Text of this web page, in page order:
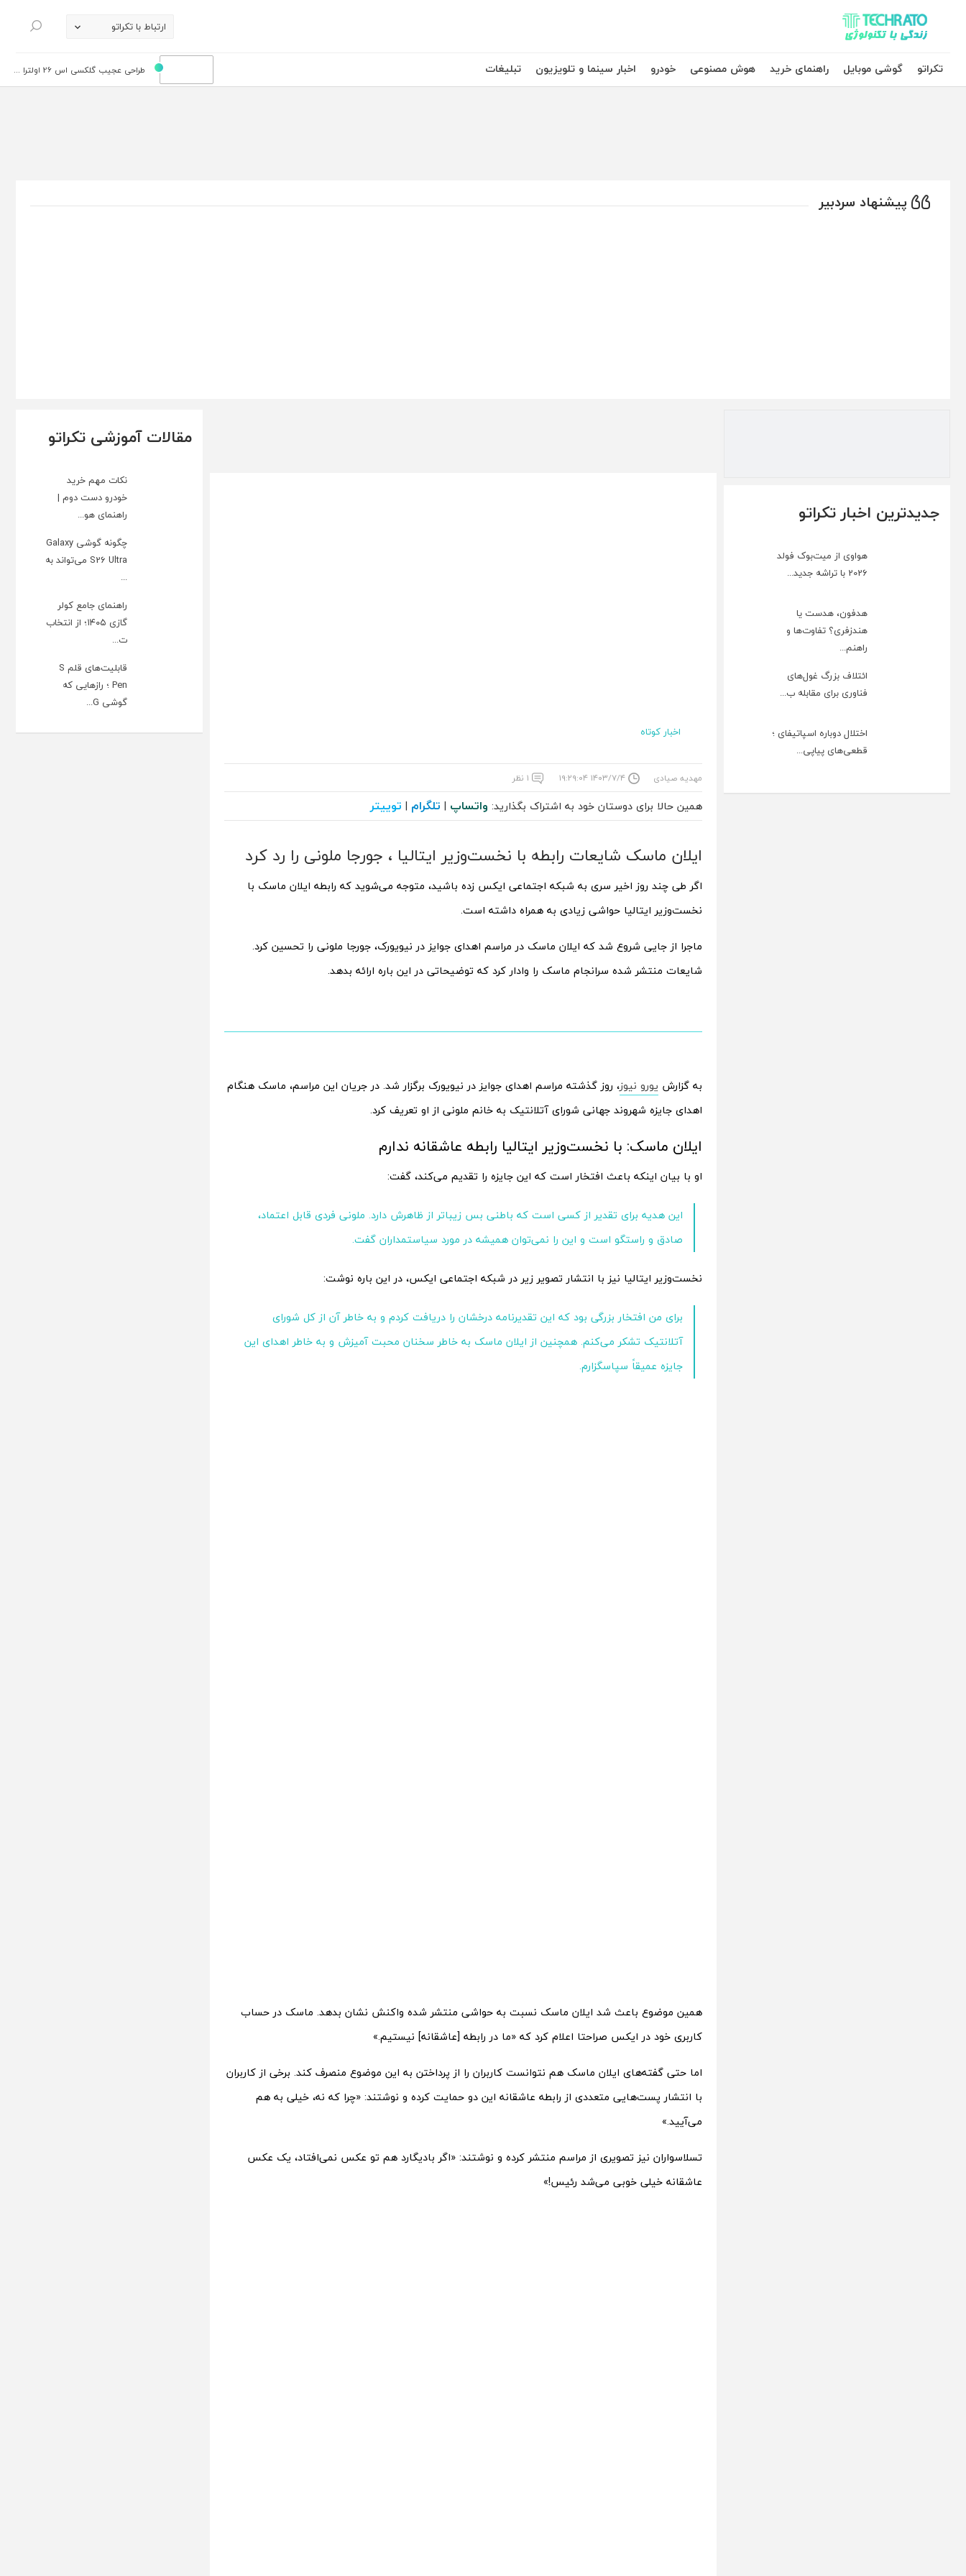
تکراتو – زندگی با تکنولوژی ارتباط با تکراتو
جستجو
تکراتو
گوشی موبایل راهنمای خرید هوش مصنوعی خودرو اخبار سینما و تلویزیون تبلیغات طراحی عجیب گلکسی اس 26 اولترا ...
پیشنهاد سردبیر
جدیدترین اخبار تکراتو
هواوی از میت‌بوک فولد
2026 با تراشه جدید...
هدفون، هدست یا
هندزفری؟ تفاوت‌ها و
راهنم...
ائتلاف بزرگ غول‌های
فناوری برای مقابله ب...
اختلال دوباره اسپاتیفای ؛
قطعی‌های پیاپی...
اخبار کوتاه
مهدیه صیادی ۱۴۰۳/۷/۴ ۱۹:۲۹:۰۴ ۱ نظر
همین حالا برای دوستان خود به اشتراک بگذارید: واتساپ | تلگرام | توییتر
ایلان ماسک شایعات رابطه با نخست‌وزیر ایتالیا ، جورجا ملونی را رد کرد
اگر طی چند روز اخیر سری به شبکه اجتماعی ایکس زده باشید، متوجه می‌شوید که رابطه ایلان ماسک با
نخست‌وزیر ایتالیا حواشی زیادی به همراه داشته است.
ماجرا از جایی شروع شد که ایلان ماسک در مراسم اهدای جوایز در نیویورک، جورجا ملونی را تحسین کرد.
شایعات منتشر شده سرانجام ماسک را وادار کرد که توضیحاتی در این باره ارائه بدهد.
به گزارش یورو نیوز، روز گذشته مراسم اهدای جوایز در نیویورک برگزار شد. در جریان این مراسم، ماسک هنگام
اهدای جایزه شهروند جهانی شورای آتلانتیک به خانم ملونی از او تعریف کرد.
ایلان ماسک: با نخست‌وزیر ایتالیا رابطه عاشقانه ندارم
او با بیان اینکه باعث افتخار است که این جایزه را تقدیم می‌کند، گفت:
این هدیه برای تقدیر از کسی است که باطنی بس زیباتر از ظاهرش دارد. ملونی فردی قابل اعتماد،
صادق و راستگو است و این را نمی‌توان همیشه در مورد سیاستمداران گفت.
نخست‌وزیر ایتالیا نیز با انتشار تصویر زیر در شبکه اجتماعی ایکس، در این باره نوشت:
برای من افتخار بزرگی بود که این تقدیرنامه درخشان را دریافت کردم و به خاطر آن از کل شورای
آتلانتیک تشکر می‌کنم. همچنین از ایلان ماسک به خاطر سخنان محبت آمیزش و به خاطر اهدای این
جایزه عمیقاً سپاسگزارم.
همین موضوع باعث شد ایلان ماسک نسبت به حواشی منتشر شده واکنش نشان بدهد. ماسک در حساب
کاربری خود در ایکس صراحتا اعلام کرد که «ما در رابطه [عاشقانه] نیستیم.»
اما حتی گفته‌های ایلان ماسک هم نتوانست کاربران را از پرداختن به این موضوع منصرف کند. برخی از کاربران
با انتشار پست‌هایی متعددی از رابطه عاشقانه این دو حمایت کرده و نوشتند: «چرا که نه، خیلی به هم
می‌آیید.»
تسلاسواران نیز تصویری از مراسم منتشر کرده و نوشتند: «اگر بادیگارد هم تو عکس نمی‌افتاد، یک عکس
عاشقانه خیلی خوبی می‌شد رئیس!»
مقالات آموزشی تکراتو
نکات مهم خرید
خودرو دست دوم |
راهنمای هو...
چگونه گوشی Galaxy
S26 Ultra می‌تواند به
...
راهنمای جامع کولر
گازی ۱۴۰۵؛ از انتخاب
ت...
قابلیت‌های قلم S
Pen ؛ رازهایی که
گوشی G...